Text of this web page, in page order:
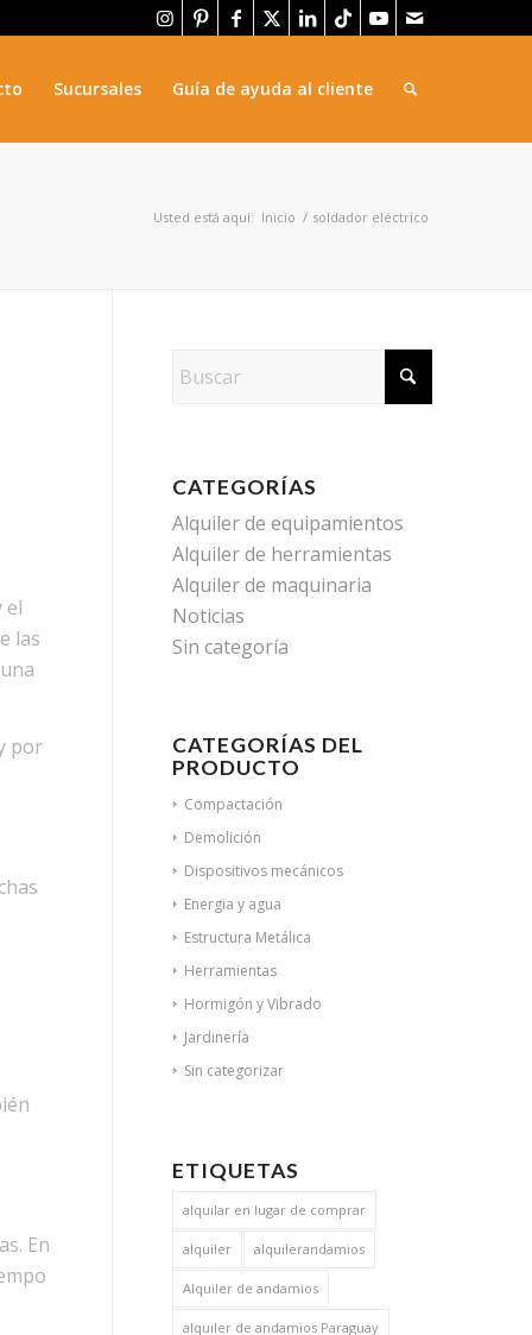
Sucursales Guía de ayuda al cliente
Usted está aquí: Inicio / soldador eléctrico
el
las
por
En
CATEGORÍAS
Alquiler de equipamientos
Alquiler de herramientas
Alquiler de maquinaria
Noticias
Sin categoría
CATEGORÍAS DEL
PRODUCTO
Compactación
Demolición
Dispositivos mecánicos
Energia y agua
Estructura Metálica
Herramientas
Hormigón y Vibrado
Jardinería
Sin categorizar
ETIQUETAS
alquilar en lugar de comprar
alquiler alquilerandamios
Alquiler de andamios
alquiler de andamios Paraguay